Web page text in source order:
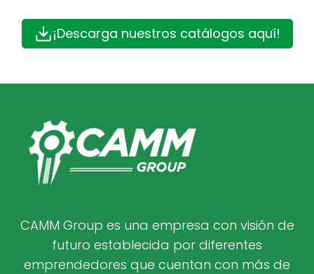
¡Descarga nuestros catálogos aquí!
CAMM Group es una empresa con visión de
futuro establecida por diferentes
emprendedores que cuentan con más de